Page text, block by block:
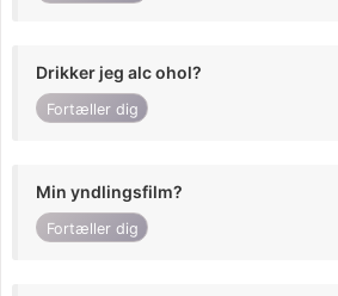
Drikker jeg alc ohol?
Fortæller dig
Min yndlingsfilm?
Fortæller dig